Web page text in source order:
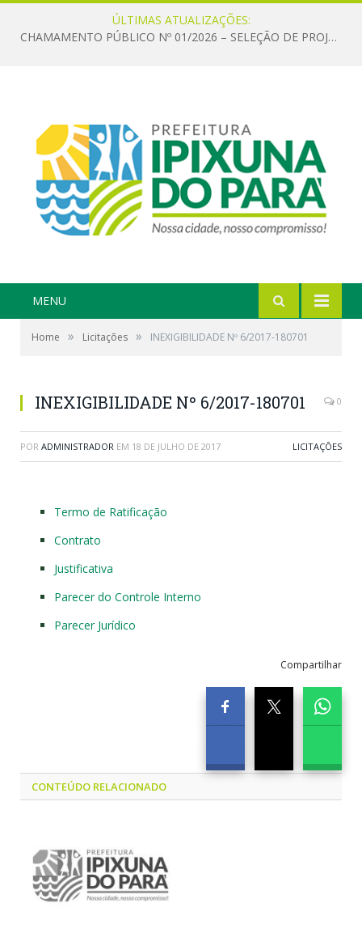
ÚLTIMAS ATUALIZAÇÕES:
CHAMAMENTO PÚBLICO Nº 01/2026 – SELEÇÃO DE PROJETOS PARA FIRMAR TERMO DE EXECUÇÃO CULTURAL COM RECURSOS DA POLÍTICA NACIONAL ALDIR BLANC DE FOMENTO À CULTURA – PNAB (LEI Nº 14.399/2022)
MENU
Home » Licitações » INEXIGIBILIDADE Nº 6/2017-180701
INEXIGIBILIDADE Nº 6/2017-180701 0
POR ADMINISTRADOR EM 18 DE JULHO DE 2017 LICITAÇÕES
Termo de Ratificação
Contrato
Justificativa
Parecer do Controle Interno
Parecer Jurídico
Compartilhar
CONTEÚDO RELACIONADO